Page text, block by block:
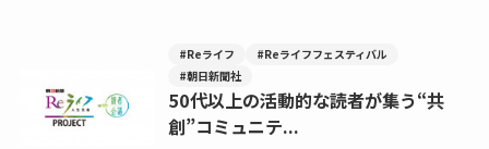
#Reライフ
#Reライフフェスティバル
#朝日新聞社
50代以上の活動的な読者が集う“共
創”コミュニテ...